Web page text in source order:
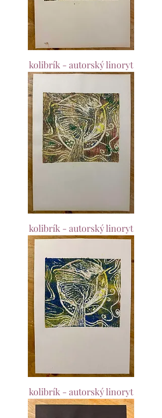
kolibrík - autorský linoryt
kolibrík - autorský linoryt
kolibrík - autorský linoryt